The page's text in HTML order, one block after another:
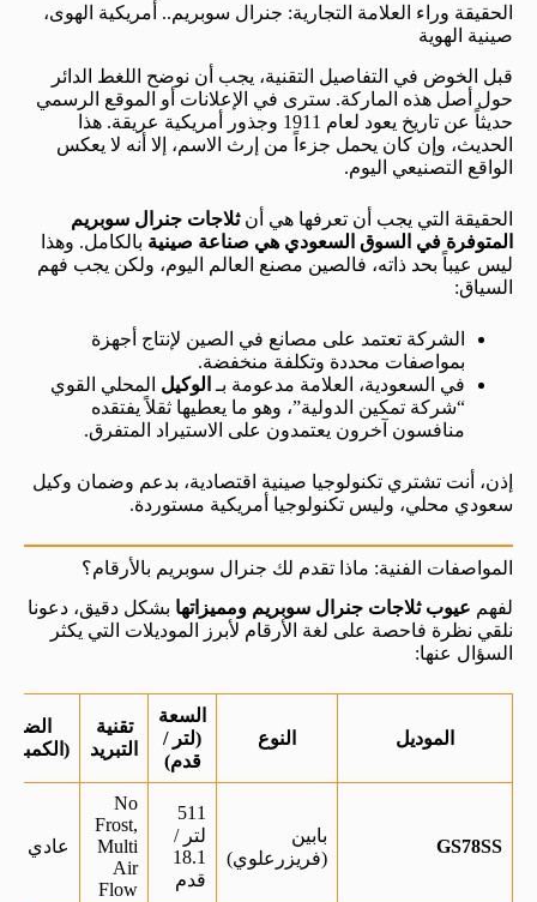
الحقيقة وراء العلامة التجارية: جنرال سوبريم.. أمريكية الهوى،
صينية الهوية
قبل الخوض في التفاصيل التقنية، يجب أن نوضح اللغط الدائر
حول أصل هذه الماركة. سترى في الإعلانات أو الموقع الرسمي
حديثاً عن تاريخ يعود لعام 1911 وجذور أمريكية عريقة. هذا
الحديث، وإن كان يحمل جزءاً من إرث الاسم، إلا أنه لا يعكس
الواقع التصنيعي اليوم.
الحقيقة التي يجب أن تعرفها هي أنثلاجات جنرال سوبريم
المتوفرة في السوق السعودي هي صناعة صينية بالكامل. وهذا
ليس عيباً بحد ذاته، فالصين مصنع العالم اليوم، ولكن يجب فهم
السياق:
الشركة تعتمد على مصانع في الصين لإنتاج أجهزة
بمواصفات محددة وتكلفة منخفضة.
في السعودية، العلامة مدعومة بـ الوكيل المحلي القوي
“شركة تمكين الدولية”، وهو ما يعطيها ثقلاً يفتقده
منافسون آخرون يعتمدون على الاستيراد المتفرق.
إذن، أنت تشتري تكنولوجيا صينية اقتصادية، بدعم وضمان وكيل
سعودي محلي، وليس تكنولوجيا أمريكية مستوردة.
المواصفات الفنية: ماذا تقدم لك جنرال سوبريم بالأرقام؟
لفهم عيوب ثلاجات جنرال سوبريم ومميزاتها بشكل دقيق، دعونا
نلقي نظرة فاحصة على لغة الأرقام لأبرز الموديلات التي يكثر
السؤال عنها:
الموديل النوع
السعة
(لتر /
قدم)
تقنية
التبريد
GS78SS
بابين
(فريزرعلوي)
511
لتر /
18.1
قدم
No
Frost,
Multi
Air
Flow
عادي